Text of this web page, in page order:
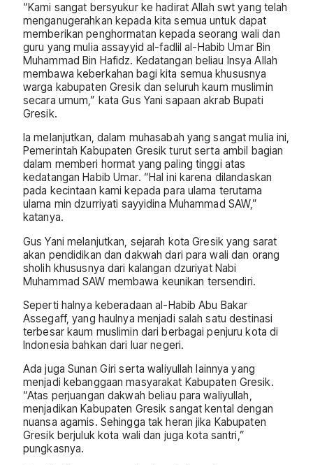
“Kami sangat bersyukur ke hadirat Allah swt yang telah
menganugerahkan kepada kita semua untuk dapat
memberikan penghormatan kepada seorang wali dan
guru yang mulia assayyid al-fadlil al-Habib Umar Bin
Muhammad Bin Hafidz. Kedatangan beliau Insya Allah
membawa keberkahan bagi kita semua khususnya
warga kabupaten Gresik dan seluruh kaum muslimin
secara umum,” kata Gus Yani sapaan akrab Bupati
Gresik.
Ia melanjutkan, dalam muhasabah yang sangat mulia ini,
Pemerintah Kabupaten Gresik turut serta ambil bagian
dalam memberi hormat yang paling tinggi atas
kedatangan Habib Umar. “Hal ini karena dilandaskan
pada kecintaan kami kepada para ulama terutama
ulama min dzurriyati sayyidina Muhammad SAW,”
katanya.
Gus Yani melanjutkan, sejarah kota Gresik yang sarat
akan pendidikan dan dakwah dari para wali dan orang
sholih khususnya dari kalangan dzuriyat Nabi
Muhammad SAW membawa keunikan tersendiri.
Seperti halnya keberadaan al-Habib Abu Bakar
Assegaff, yang haulnya menjadi salah satu destinasi
terbesar kaum muslimin dari berbagai penjuru kota di
Indonesia bahkan dari luar negeri.
Ada juga Sunan Giri serta waliyullah lainnya yang
menjadi kebanggaan masyarakat Kabupaten Gresik.
“Atas perjuangan dakwah beliau para waliyullah,
menjadikan Kabupaten Gresik sangat kental dengan
nuansa agamis. Sehingga tak heran jika Kabupaten
Gresik berjuluk kota wali dan juga kota santri,”
pungkasnya.